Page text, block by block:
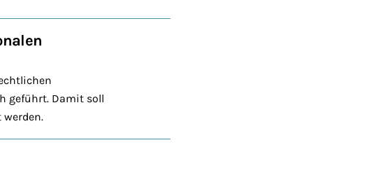
geführt. Damit soll